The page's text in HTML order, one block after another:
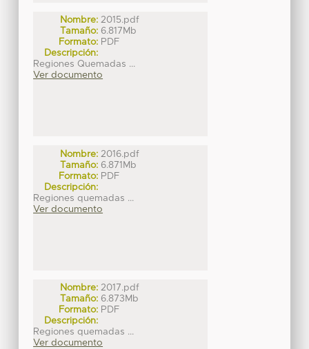
Nombre: 2015.pdf
Tamaño: 6.817Mb
Formato: PDF
Descripción:
Regiones Quemadas ...
Ver documento
Nombre: 2016.pdf
Tamaño: 6.871Mb
Formato: PDF
Descripción:
Regiones quemadas ...
Ver documento
Nombre: 2017.pdf
Tamaño: 6.873Mb
Formato: PDF
Descripción:
Regiones quemadas ...
Ver documento